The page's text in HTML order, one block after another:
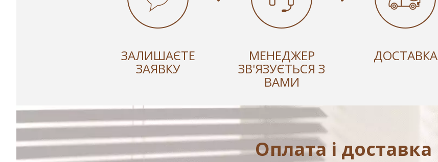
ЗАЛИШАЄТЕ
ЗАЯВКУ
МЕНЕДЖЕР
ЗВ'ЯЗУЄТЬСЯ З
ВАМИ
ДОСТАВКА
Оплата і доставка